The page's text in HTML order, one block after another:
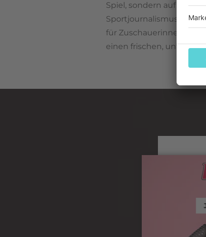
Spiel, sondern auf die
Sportjournalismus - und
für Zuschauerinnen und
einen frischen,